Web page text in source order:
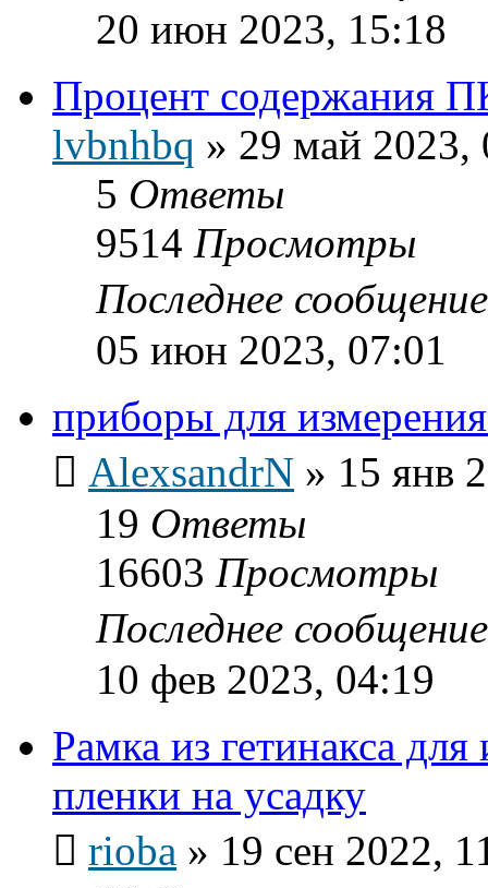
20 июн 2023, 15:18
Процент содержания
lvbnhbq » 29 май 2023,
5 Ответы
9514 Просмотры
Последнее
05 июн 2023, 07:01
приборы для
AlexsandrN » 15 янв
19 Ответы
16603 Просмотры
Последнее
10 фев 2023, 04:19
Рамка из гетинакса
пленки на усадку
rioba » 19 сен 2022,